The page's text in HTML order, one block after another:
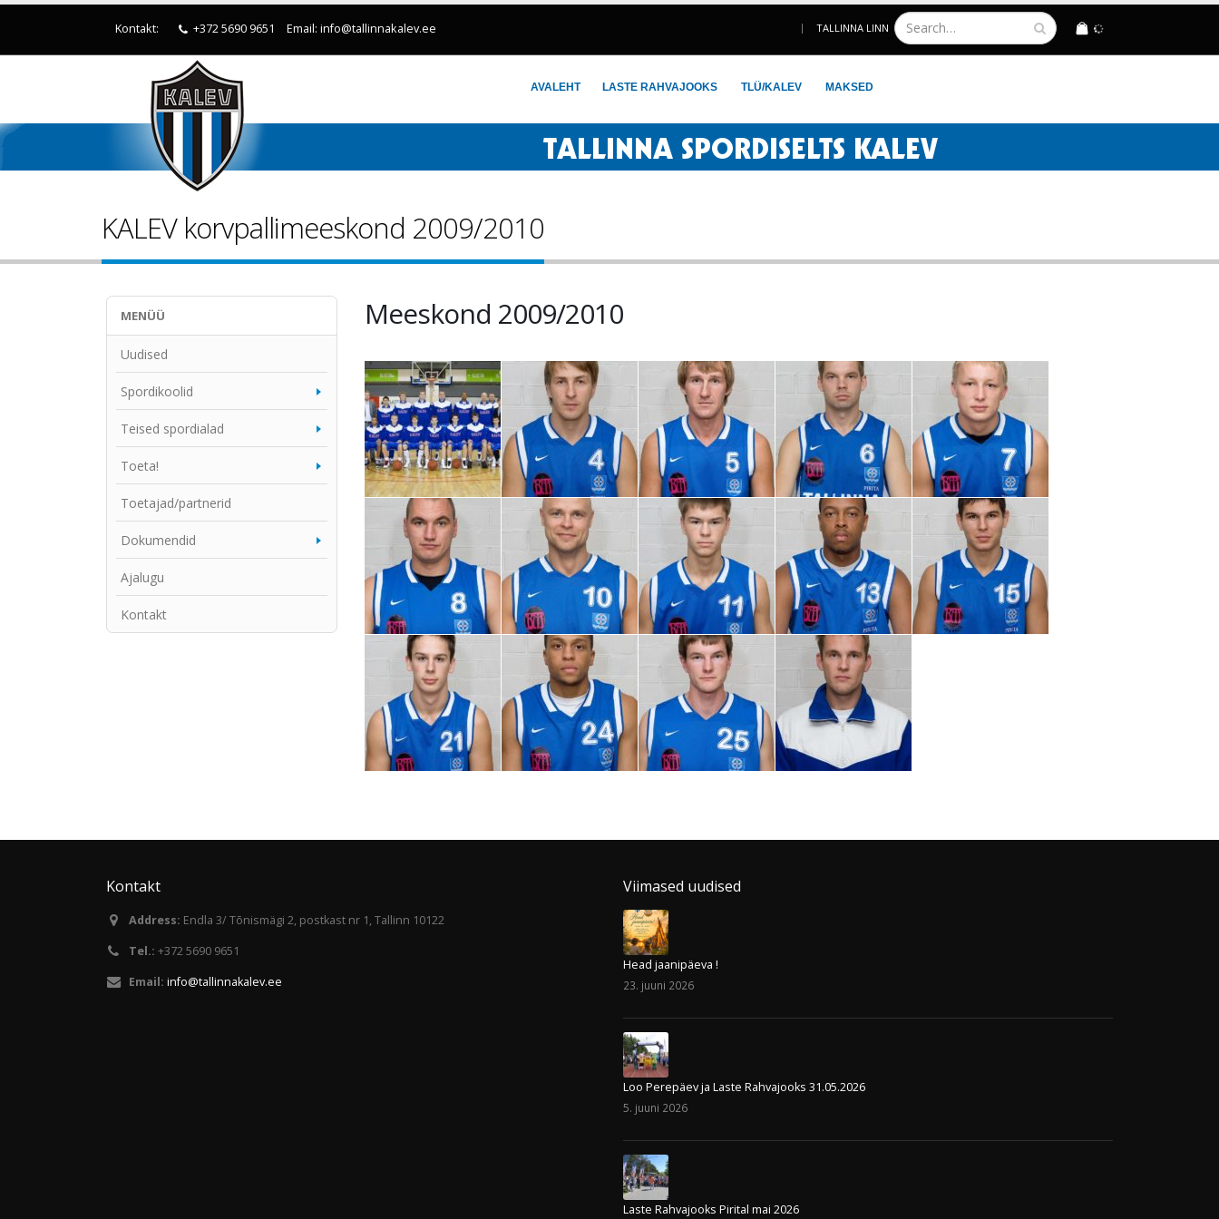
Kontakt: +372 5690 9651 Email: info@tallinnakalev.ee TALLINNA LINN LOGIN
AVALEHT LASTE RAHVAJOOKS TLÜ/KALEV MAKSED
KALEV korvpallimeeskond 2009/2010
Meeskond 2009/2010
MENÜÜ
Uudised
Spordikoolid
Teised spordialad
Toeta!
Toetajad/partnerid
Dokumendid
Ajalugu
Kontakt
Kontakt
Address: Endla 3/ Tõnismägi 2, postkast nr 1, Tallinn 10122
Tel.: +372 5690 9651
Email: info@tallinnakalev.ee
Viimased uudised
Head jaanipäeva !
23. juuni 2026
Loo Perepäev ja Laste Rahvajooks 31.05.2026
5. juuni 2026
Laste Rahvajooks Pirital mai 2026